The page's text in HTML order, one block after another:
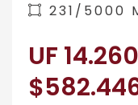
231/5000
UF 14.260